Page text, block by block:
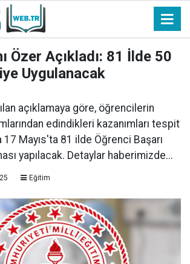
Özer Açıkladı: 81 İlde 50
Uygulanacak
açıklamaya göre, öğrencilerin
edindikleri kazanımları tespit
17 Mayıs'ta 81 ilde Öğrenci Başarı
yapılacak. Detaylar haberimizde...
Eğitim